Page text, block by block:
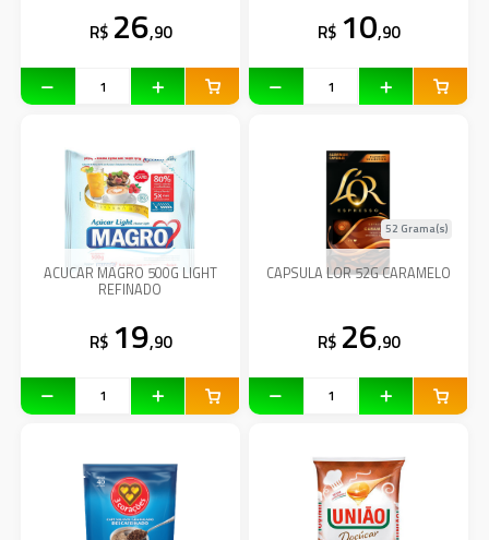
R$ 26,90 R$ 10,90
ACUCAR MAGRO 500G LIGHT
REFINADO
R$ 19,90
CAPSULA LOR 52G CARAMELO
52 Grama(s)
R$ 26,90